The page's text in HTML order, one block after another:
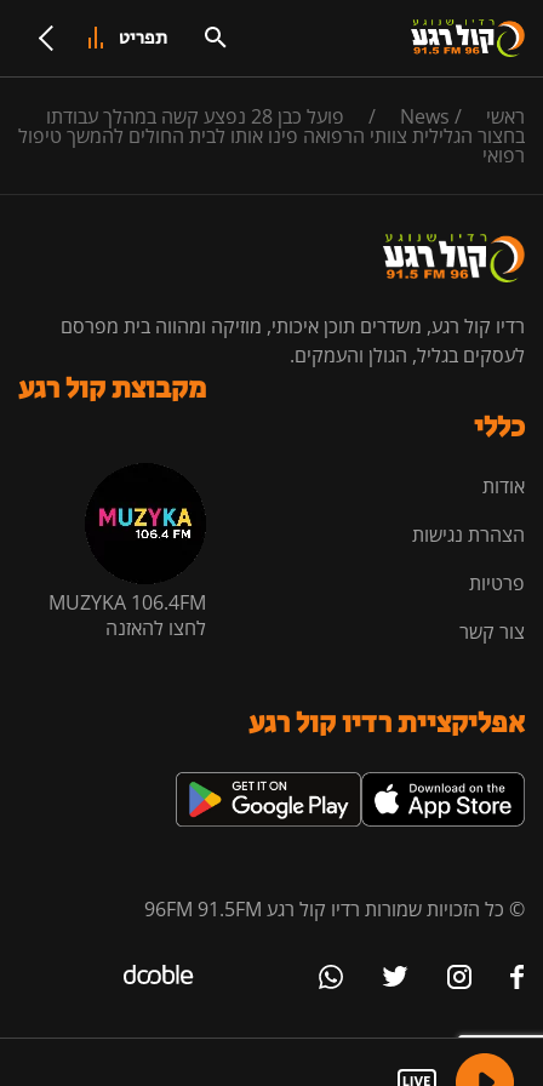
תפריט
ראשי /
News
/ פועל כבן 28 נפצע קשה במהלך עבודתו
בחצור הגלילית צוותי הרפואה פינו אותו לבית החולים להמשך טיפול
רפואי
רדיו קול רגע, משדרים תוכן איכותי, מוזיקה ומהווה בית מפרסם
לעסקים בגליל, הגולן והעמקים.
כללי
אודות
הצהרת נגישות
פרטיות
צור קשר
מקבוצת קול רגע
MUZYKA 106.4FM
לחצו להאזנה
אפליקציית רדיו קול רגע
© כל הזכויות שמורות רדיו קול רגע 96FM 91.5FM